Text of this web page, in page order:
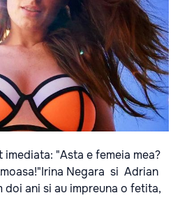
"Asta e femeia mea?
Negara si Adrian
ani si au impreuna o fetita,